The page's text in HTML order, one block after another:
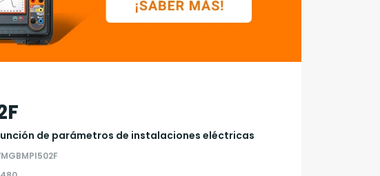
de parámetros de instalaciones eléctricas